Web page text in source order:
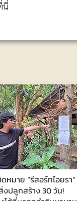
นี่
หมาย “รีสอร์ทไอยรา”
งปลูกสร้าง 30 วัน!